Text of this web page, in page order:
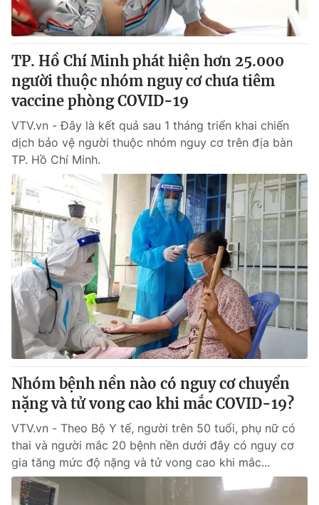
Thị trường
Tư vấn
Lịch phát sóng
Chuyên mục khác
Emagazine Podcast
Photo Infographic
Video
VTV Money VTV Thể thao
VTV Sức khoẻ Bất động sản
Thị trường 24h Tấm lòng Việt
VTV4 Vươn mình bằng AI
VTV9 VTV8
Liên hệ tòa soạn
THỜI BÁO VTV
TP. Hồ Chí Minh phát hiện hơn 25.000
người thuộc nhóm nguy cơ chưa tiêm
vaccine phòng COVID-19
VTV.vn - Đây là kết quả sau 1 tháng triển khai chiến
dịch bảo vệ người thuộc nhóm nguy cơ trên địa bàn
TP. Hồ Chí Minh.
Nhóm bệnh nền nào có nguy cơ chuyển
nặng và tử vong cao khi mắc COVID-19?
VTV.vn - Theo Bộ Y tế, người trên 50 tuổi, phụ nữ có
thai và người mắc 20 bệnh nền dưới đây có nguy cơ
gia tăng mức độ nặng và tử vong cao khi mắc...